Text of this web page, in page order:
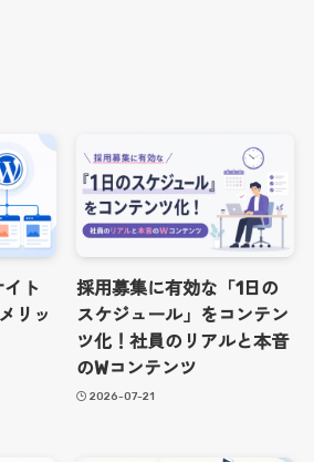
ト
リッ
採用募集に有効な「1日の
スケジュール」をコンテン
ツ化！社員のリアルと本音
のWコンテンツ
2026-07-21